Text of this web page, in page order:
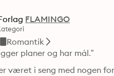
FLAMINGO
Romantik
planer og har mål.”
i seng med nogen for